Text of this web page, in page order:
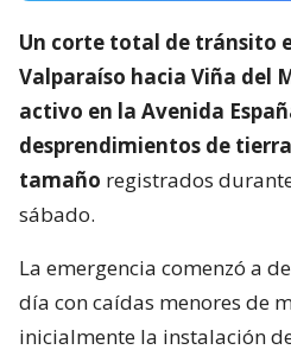
Un corte total de tránsito
Valparaíso hacia Viña del
activo en la Avenida
desprendimientos de
tamaño registrados
sábado.
La emergencia comenzó a
día con caídas menores de
inicialmente la instalación